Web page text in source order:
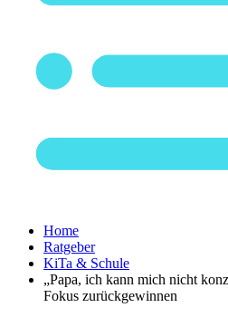
Home
Ratgeber
KiTa & Schule
„Papa, ich kann mich nicht
Fokus zurückgewinnen